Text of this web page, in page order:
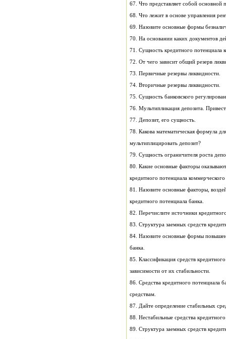
67. Что представляет собой основной
68. Что лежит в основе управления
69. Назовите основные формы
70. На основании каких документов
71. Сущность кредитного потенциала
72. От чего зависит общий резерв
73. Первичные резервы ликвидности.
74. Вторичные резервы ликвидности.
75. Сущность банковского
76. Мультипликация
77. Депозит, его сущность.
78. Какова математическая формула
мультиплицировать депозит?
79. Сущность ограничителя роста
80. Какие основные факторы
кредитного потенциала коммерческого
81. Назовите основные факторы,
кредитного потенциала банка.
82. Перечислите источники
83. Структура заемных
84. Назовите основные формы
банка.
85. Классификация средств
зависимости от их стабильности.
86. Средства кредитного
средствам.
87. Дайте определение стабильных
88. Нестабильные средства
89. Структура заемных средств